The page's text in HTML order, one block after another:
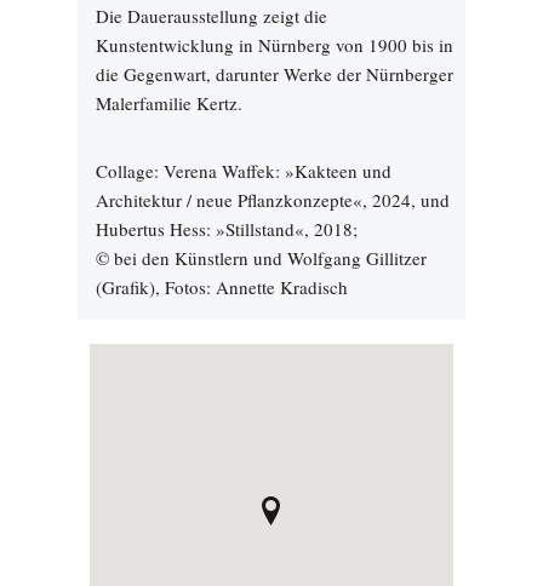
Die Dauerausstellung zeigt die
Kunstentwicklung in Nürnberg von 1900 bis in
die Gegenwart, darunter Werke der Nürnberger
Malerfamilie Kertz.
Collage: Verena Waffek: »Kakteen und
Architektur / neue Pflanzkonzepte«, 2024, und
Hubertus Hess: »Stillstand«, 2018;
© bei den Künstlern und Wolfgang Gillitzer
(Grafik), Fotos: Annette Kradisch